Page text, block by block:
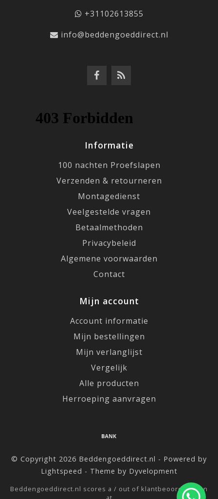
+31102613855
info@beddengoeddirect.nl
Informatie
100 nachten Proefslapen
Verzenden & retourneren
Montagedienst
Veelgestelde vragen
Betaalmethoden
Privacybeleid
Algemene voorwaarden
Contact
Mijn account
Account informatie
Mijn bestellingen
Mijn verlanglijst
Vergelijk
Alle producten
Herroeping aanvragen
© Copyright 2026 Beddengoeddirect.nl - Powered by
Lightspeed - Theme by Dyvelopment
Beddengoeddirect.nl scores a / out of klantbeoordelingen